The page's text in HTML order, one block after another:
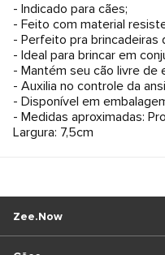
- Indicado para cães;
- Feito com material
- Perfeito pra brincadeiras
- Ideal para brincar em
- Mantém seu cão livre de
- Auxilia no controle da
- Disponível em
- Medidas aproximadas:
Largura: 7,5cm
Zee.Now